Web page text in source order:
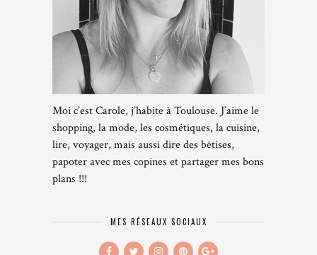
Moi c’est Carole, j’habite à Toulouse. J’aime le
shopping, la mode, les cosmétiques, la cuisine,
lire, voyager, mais aussi dire des bêtises,
papoter avec mes copines et partager mes bons
plans !!!
MES RÉSEAUX SOCIAUX